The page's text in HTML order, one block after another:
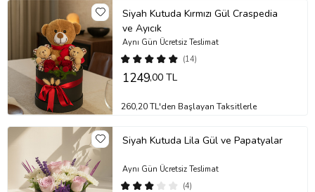
Siyah Kutuda Kırmızı Gül Craspedia
ve Ayıcık
(14)
Aynı Gün Ücretsiz Teslimat
1249,00 TL
260,20 TL'den Başlayan Taksitlerle
Siyah Kutuda Lila Gül ve Papatyalar
(4)
Aynı Gün Ücretsiz Teslimat